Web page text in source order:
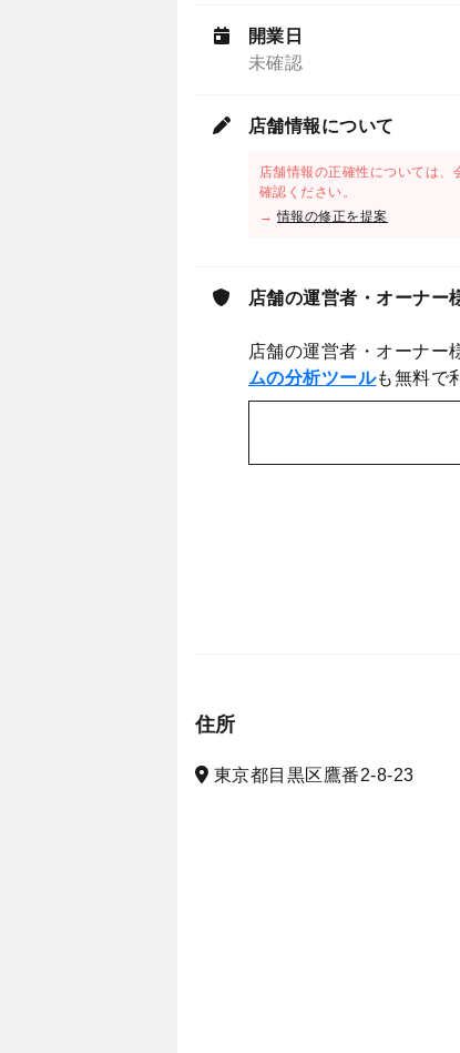
開業日
未確認
店舗情報について
店舗情報の正確性については
確認ください。
→情報の修正を提案
店舗の運営者・オーナー
店舗の運営者・オーナー
ムの分析ツールも無料で
住所
東京都目黒区鷹番2-8-23